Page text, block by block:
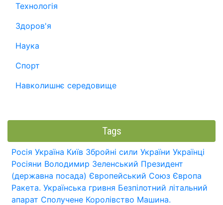
Технологія
Здоров'я
Наука
Спорт
Навколишнє середовище
Tags
Росія Україна Київ Збройні сили України Українці
Росіяни Володимир Зеленський Президент
(державна посада) Європейський Союз Європа
Ракета. Українська гривня Безпілотний літальний
апарат Сполучене Королівство Машина.